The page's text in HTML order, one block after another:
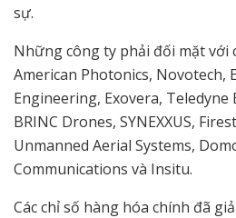
sự.
Những công ty phải đối mặt với
American Photonics, Novotech,
Engineering, Exovera,
BRINC Drones, SYNEXXUS,
Unmanned Aerial Systems,
Communications và Insitu.
Các chỉ số hàng hóa chính đã